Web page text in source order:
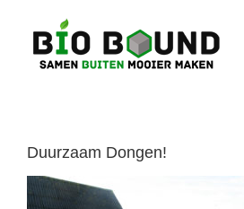
inhoud
Duurzaam Dongen!